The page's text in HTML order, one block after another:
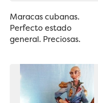
Maracas cubanas.
Perfecto estado
general. Preciosas.